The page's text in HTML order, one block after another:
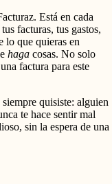
Está en cada
facturas, tus gastos,
lo que quieras en
haga cosas. No solo
factura para este
quisiste: alguien
te hace sentir mal
sin la espera de una